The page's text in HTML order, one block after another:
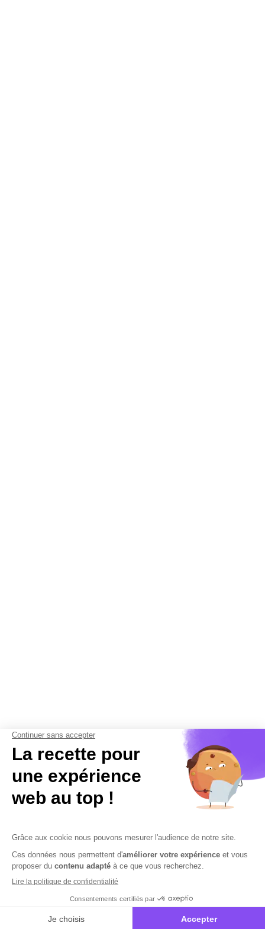
Contactez-nous Mentions légales
Plan du site
Sécurisation des données
Conditions Générales de Vente et d’Utilisation
Copyright © 2026 Cobham Solutions | Logiciel de conformité et
performance en PAIE, DSN et RH – Tous droits réservés